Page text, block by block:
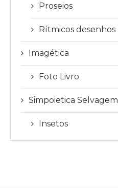
Proseios
Rítmicos desenhos
Imagética
Foto Livro
Simpoietica Selvagem
Insetos